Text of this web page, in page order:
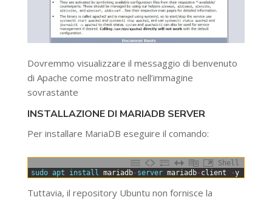
Dovremmo visualizzare il messaggio di benvenuto
di Apache come mostrato nell’immagine
sovrastante
INSTALLAZIONE DI MARIADB SERVER
Per installare MariaDB eseguire il comando:
Shell
sudo apt install mariadb-server mariadb-client -y
Tuttavia, il repository Ubuntu non fornisce la